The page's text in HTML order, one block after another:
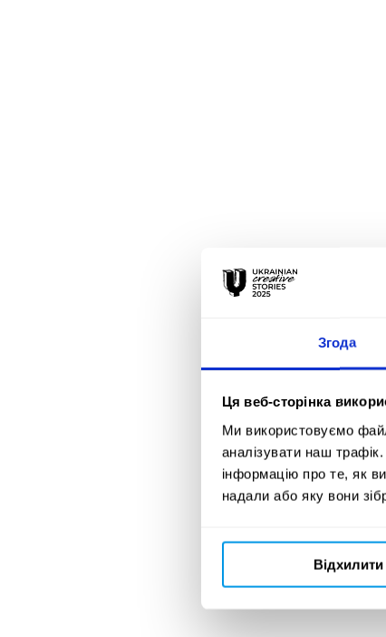
Згода
Ця веб-сторінка
Ми використовуємо
аналізувати наш
інформацію про те, як
надали або яку вони
Відхилити
AWARDS 2026
ОГОЛОШЕНО
РЕЗУЛЬТАТИ
УЧАСНИКІВ
ADC*UA
AWARDS 2026